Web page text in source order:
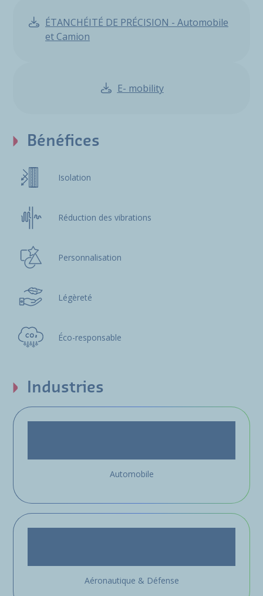
ÉTANCHÉITÉ DE PRÉCISION - Automobile
et Camion
E- mobility
Bénéfices
Isolation
Réduction des vibrations
Personnalisation
Légèreté
Éco-responsable
Industries
Automobile
Aéronautique & Défense